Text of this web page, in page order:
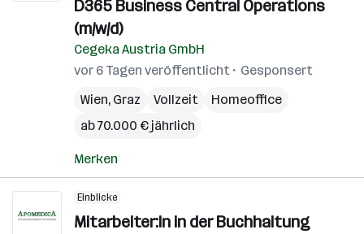
D365 Business Central Operations
(m/w/d)
Cegeka Austria GmbH
vor 6 Tagen veröffentlicht
Gesponsert
Wien, Graz Vollzeit
Homeoffice
ab 70.000 € jährlich
Merken
Einblicke
Mitarbeiter:In in der Buchhaltung